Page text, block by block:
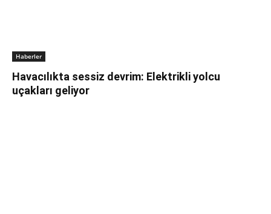
Haberler
Havacılıkta sessiz devrim: Elektrikli yolcu
uçakları geliyor